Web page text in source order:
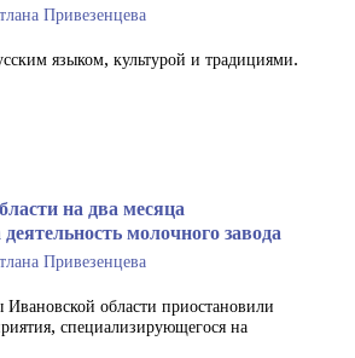
Привезенцева
языком, культурой и традициями.
на два месяца
молочного завода
Привезенцева
области приостановили
специализирующегося на